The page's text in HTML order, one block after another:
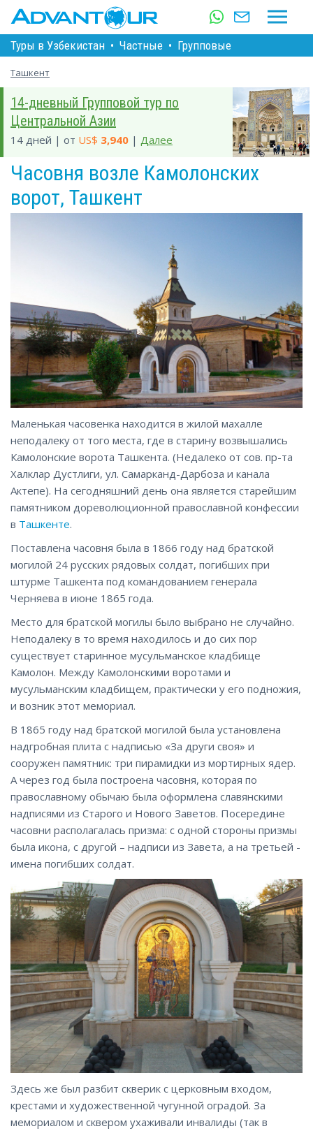
Туры в Узбекистан • Частные • Групповые
Ташкент
14-дневный Групповой тур по
Центральной Азии
14 дней | от US$ 3,940 | Далее
Часовня возле Камолонских
ворот, Ташкент
Маленькая часовенка находится в жилой махалле
неподалеку от того места, где в старину возвышались
Камолонские ворота Ташкента. (Недалеко от сов. пр-та
Халклар Дустлиги, ул. Самарканд-Дарбоза и канала
Актепе). На сегодняшний день она является старейшим
памятником дореволюционной православной конфессии
в Ташкенте.
Поставлена часовня была в 1866 году над братской
могилой 24 русских рядовых солдат, погибших при
штурме Ташкента под командованием генерала
Черняева в июне 1865 года.
Место для братской могилы было выбрано не случайно.
Неподалеку в то время находилось и до сих пор
существует старинное мусульманское кладбище
Камолон. Между Камолонскими воротами и
мусульманским кладбищем, практически у его подножия,
и возник этот мемориал.
В 1865 году над братской могилой была установлена
надгробная плита с надписью «За други своя» и
сооружен памятник: три пирамидки из мортирных ядер.
А через год была построена часовня, которая по
православному обычаю была оформлена славянскими
надписями из Старого и Нового Заветов. Посередине
часовни располагалась призма: с одной стороны призмы
была икона, с другой – надписи из Завета, а на третьей -
имена погибших солдат.
Здесь же был разбит скверик с церковным входом,
крестами и художественной чугунной оградой. За
мемориалом и сквером ухаживали инвалиды (так в